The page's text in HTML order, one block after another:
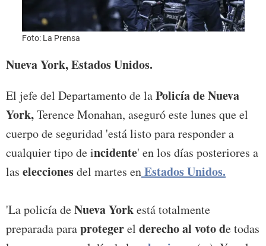
Foto: La Prensa
Nueva York, Estados Unidos.
El jefe del Departamento de laPolicía de Nueva
York,Terence Monahan, aseguró este lunes que el
cuerpo de seguridad 'está listo para responder a
cualquier tipo de incidente' en los días posteriores a
las eleccionesdel martes enEstados Unidos.
'La policía deNueva Yorkestá totalmente
preparada paraprotegerel derecho al voto de todas